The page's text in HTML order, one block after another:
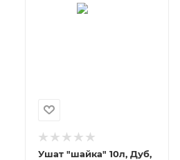
Ушат "шайка" 10л, Дуб,